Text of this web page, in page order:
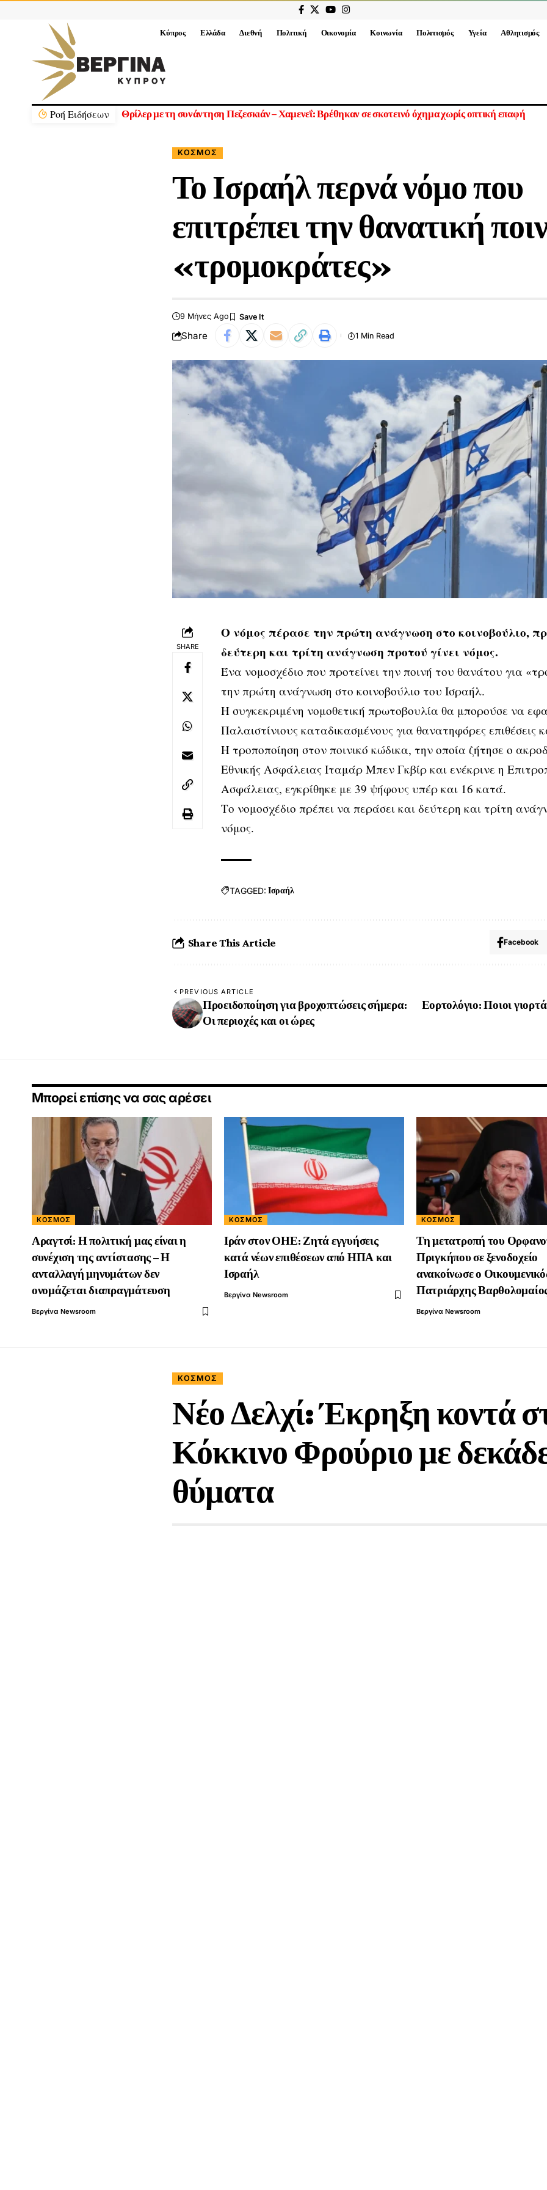
Κύπρος Ελλάδα Διεθνή Πολιτική Οικονομία Κοινωνία Πολιτισμός Υγεία Αθλητισμός
Ρoή Ειδήσεων Τραμπ: «Ήμασταν έτοιμοι για τη μεγαλύτερη επίθεση από τον Β’ Παγκόσμιο Πόλεμο – Το Ιράν μας
ΚΟΣΜΟΣ
Το Ισραήλ περνά νόμο που
επιτρέπει την θανατική
«τρομοκράτες»
9 Μήνες Ago
Share 1 Min Read
SHARE
Ο νόμος πέρασε την πρώτη ανάγνωση στο κοινοβούλιο,
δεύτερη και τρίτη ανάγνωση προτού γίνει νόμος.
Ένα νομοσχέδιο που προτείνει την ποινή του θανάτου για
την πρώτη ανάγνωση στο κοινοβούλιο του Ισραήλ.
Η συγκεκριμένη νομοθετική πρωτοβουλία θα μπορούσε να
Παλαιστίνιους καταδικασμένους για θανατηφόρες επιθέσεις
Η τροποποίηση στον ποινικό κώδικα, την οποία ζήτησε ο
Εθνικής Ασφάλειας Ιταμάρ Μπεν Γκβίρ και ενέκρινε η
Ασφάλειας, εγκρίθηκε με 39 ψήφους υπέρ και 16 κατά.
Το νομοσχέδιο πρέπει να περάσει και δεύτερη και τρίτη
νόμος.
TAGGED: Ισραήλ
Share This Article Facebook
PREVIOUS ARTICLE
Προειδοποίηση για βροχοπτώσεις σήμερα:
Οι περιοχές και οι ώρες
Εορτολόγιο: Ποιοι
Μπορεί επίσης να σας αρέσει
ΚΟΣΜΟΣ
Αραγτσί: Η πολιτική μας είναι η
συνέχιση της αντίστασης – Η
ανταλλαγή μηνυμάτων δεν
ονομάζεται διαπραγμάτευση
Βεργίνα Newsroom
ΚΟΣΜΟΣ
Ιράν στον ΟΗΕ: Ζητά εγγυήσεις
κατά νέων επιθέσεων από ΗΠΑ και
Ισραήλ
Βεργίνα Newsroom
ΚΟΣΜΟΣ
Τη μετατροπή του
Πριγκήπου σε ξενοδοχείο
ανακοίνωσε ο
Πατριάρχης
Βεργίνα Newsroom
ΚΟΣΜΟΣ
Νέο Δελχί: Έκρηξη κοντά
Κόκκινο Φρούριο με
θύματα